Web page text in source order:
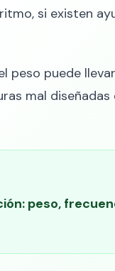
si existen
peso puede
mal
peso,